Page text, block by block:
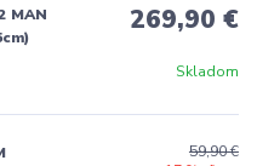
MAN
Skladom
269,90 €
59,90 €